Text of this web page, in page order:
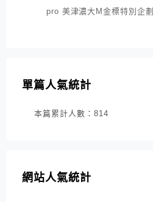
pro 美津濃大M金標特別企劃
單篇人氣統計
本篇累計人數： 814
網站人氣統計